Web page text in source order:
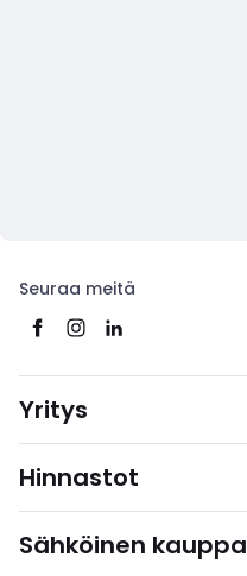
Seuraa meitä
Yritys
Hinnastot
Sähköinen kauppa